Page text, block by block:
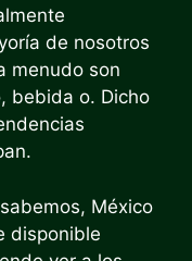
de nosotros
menudo son
bebida o. Dicho
México
disponible